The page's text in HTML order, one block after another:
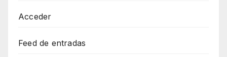
Acceder
Feed de entradas